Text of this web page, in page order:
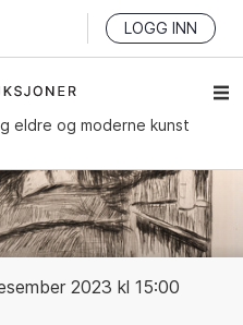
LOGG INN
eldre og moderne kunst
2023 kl 15:00